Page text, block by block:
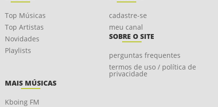
Top Músicas
Top Artistas
Novidades
Playlists
cadastre-se
meu canal
SOBRE O SITE
perguntas frequentes
termos de uso / política de
privacidade
MAIS MÚSICAS
Kboing FM